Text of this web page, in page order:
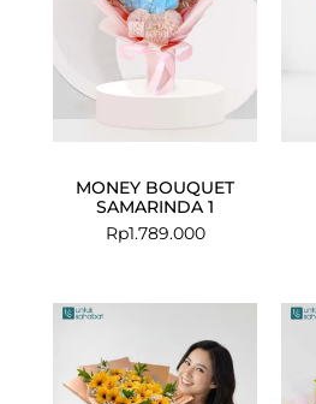
MONEY BOUQUET
SAMARINDA 1
Rp1.789.000